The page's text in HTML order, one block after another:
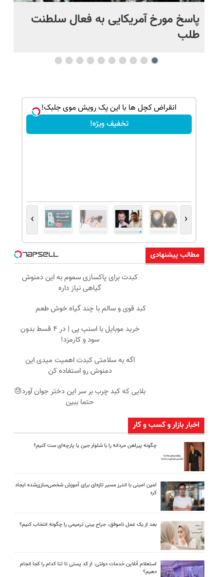
پاسخ مورخ آمریکایی به فعال سلطنت
طلب
انقراض کچل ها با این پک رویش موی جلبک!
تخفیف ویژه!
‹
›
مطالب پیشنهادی
کبدت برای پاکسازی سموم به این دمنوش
گیاهی نیاز داره
کبد قوی و سالم با چند گیاه خوش طعم
خرید موبایل با اسنپ پی | در ۴ قسط بدون
سود و کارمزد!
اگه به سلامتی کبدت اهمیت میدی این
دمنوش رو استفاده کن
بلایی که کبد چرب بر سر این دختر جوان آورد😓
حتما ببین
اخبار بازار و کسب و کار
چگونه پیراهن مردانه را با شلوار جین یا پارچه‌ای ست کنیم؟
امین امینی با اندرز مسیر تازه‌ای برای آموزش شخصی‌سازی‌شده ایجاد
کرد
بعد از یک عمل ناموفق، جراح بینی ترمیمی را چگونه انتخاب کنیم؟
استعلام آنلاین خدمات دولتی: از کد پستی تا ثنا کدام را کجا انجام
دهیم؟